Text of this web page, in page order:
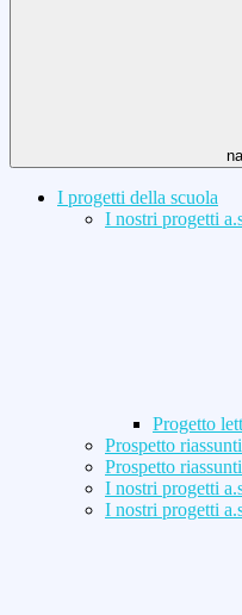
I progetti della scuola
I nostri progetti
Progetto
Prospetto
Prospetto
I nostri progetti
I nostri progetti